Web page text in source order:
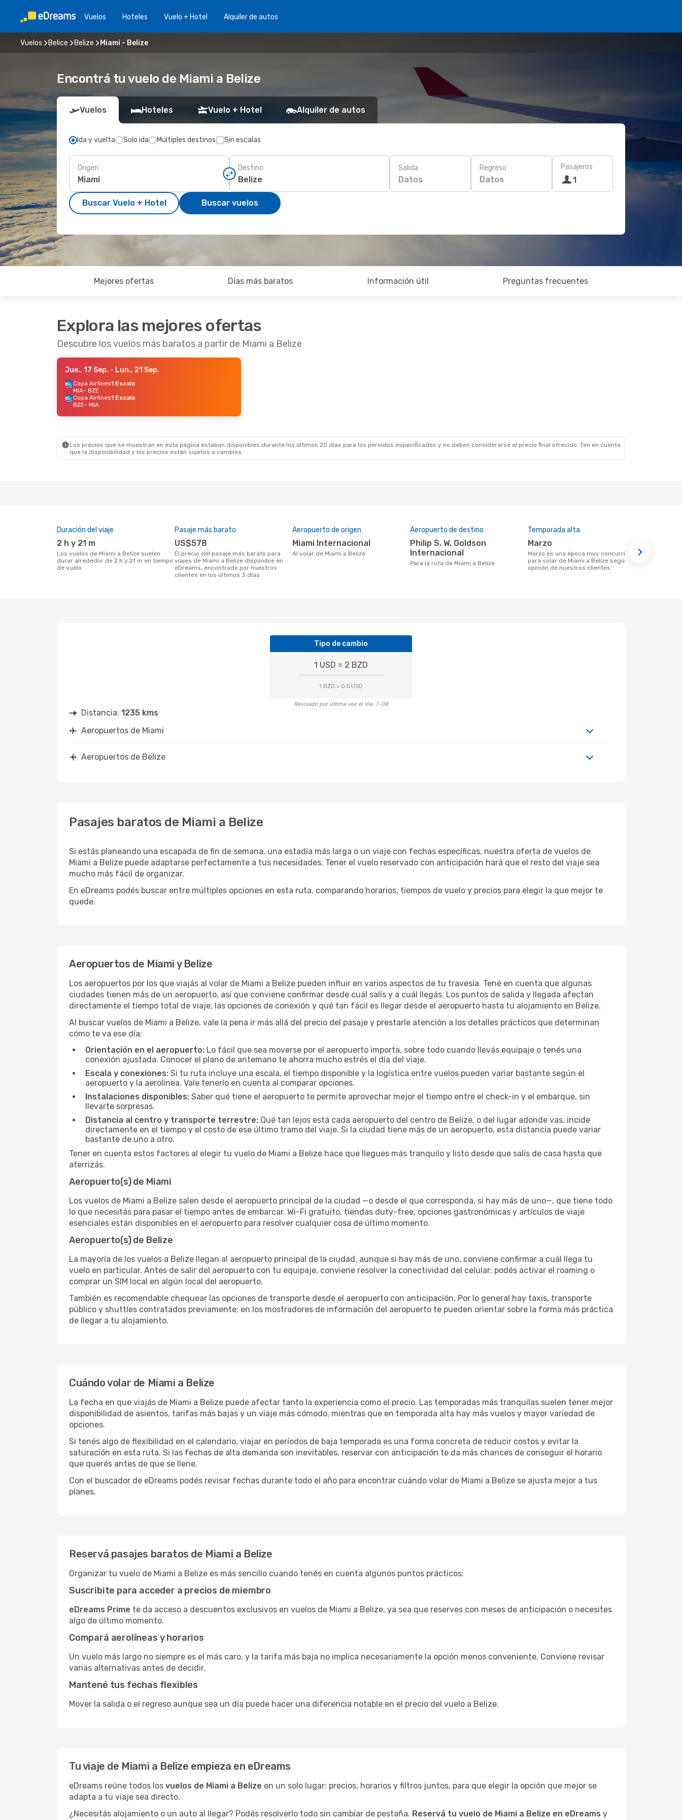
Vuelos Hoteles Vuelo + Hotel Alquiler de autos
Vuelos Belice Belize Miami - Belize
Encontrá tu vuelo de Miami a Belize
Vuelos Hoteles Vuelo + Hotel Alquiler de autos
Ida y vuelta Solo ida Múltiples destinos Sin escalas
Origen Destino Salida
Datos
Regreso
Datos
Pasajeros
1
Buscar Vuelo + Hotel Buscar vuelos
Mejores ofertas Días más baratos Información útil Preguntas frecuentes
Explora las mejores ofertas
Descubre los vuelos más baratos a partir de Miami a Belize
Jue., 17 Sep. - Lun., 21 Sep.
Copa Airlines1 Escala
MIA- BZE
Copa Airlines1 Escala
BZE- MIA
Los precios que se muestran en esta página estaban disponibles durante los últimos 20 días para los periodos especificados y no deben considerarse el precio final ofrecido. Ten en cuenta
que la disponibilidad y los precios están sujetos a cambios.
Duración del viaje
2 h y 21 m
Los vuelos de Miami a Belize suelen
durar alrededor de 2 h y 21 m en tiempo
de vuelo
Pasaje más barato
US$578
El precio del pasaje más barato para
viajes de Miami a Belize disponible en
eDreams, encontrado por nuestros
clientes en los últimos 3 días
Aeropuerto de origen
Miami Internacional
Al volar de Miami a Belize
Aeropuerto de destino
Philip S. W. Goldson
Internacional
Para la ruta de Miami a Belize
Temporada alta
marzo
marzo es una época muy concurrida
para volar de Miami a Belize según la
opinión de nuestros clientes
Tipo de cambio
1 USD = 2 BZD
1 BZD = 0.5 USD
Revisado por última vez el Vie. 7-08
Distancia: 1235 kms
Aeropuertos de Miami
Aeropuertos de Belize
Pasajes baratos de Miami a Belize
Si estás planeando una escapada de fin de semana, una estadía más larga o un viaje con fechas específicas, nuestra oferta de vuelos de
Miami a Belize puede adaptarse perfectamente a tus necesidades. Tener el vuelo reservado con anticipación hará que el resto del viaje sea
mucho más fácil de organizar.
En eDreams podés buscar entre múltiples opciones en esta ruta, comparando horarios, tiempos de vuelo y precios para elegir la que mejor te
quede.
Aeropuertos de Miami y Belize
Los aeropuertos por los que viajás al volar de Miami a Belize pueden influir en varios aspectos de tu travesía. Tené en cuenta que algunas
ciudades tienen más de un aeropuerto, así que conviene confirmar desde cuál salís y a cuál llegás. Los puntos de salida y llegada afectan
directamente el tiempo total de viaje, las opciones de conexión y qué tan fácil es llegar desde el aeropuerto hasta tu alojamiento en Belize.
Al buscar vuelos de Miami a Belize, vale la pena ir más allá del precio del pasaje y prestarle atención a los detalles prácticos que determinan
cómo te va ese día:
Orientación en el aeropuerto: Lo fácil que sea moverse por el aeropuerto importa, sobre todo cuando llevás equipaje o tenés una
conexión ajustada. Conocer el plano de antemano te ahorra mucho estrés el día del viaje.
Escala y conexiones: Si tu ruta incluye una escala, el tiempo disponible y la logística entre vuelos pueden variar bastante según el
aeropuerto y la aerolínea. Vale tenerlo en cuenta al comparar opciones.
Instalaciones disponibles: Saber qué tiene el aeropuerto te permite aprovechar mejor el tiempo entre el check-in y el embarque, sin
llevarte sorpresas.
Distancia al centro y transporte terrestre: Qué tan lejos está cada aeropuerto del centro de Belize, o del lugar adonde vas, incide
directamente en el tiempo y el costo de ese último tramo del viaje. Si la ciudad tiene más de un aeropuerto, esta distancia puede variar
bastante de uno a otro.
Tener en cuenta estos factores al elegir tu vuelo de Miami a Belize hace que llegues más tranquilo y listo desde que salís de casa hasta que
aterrizás.
Aeropuerto(s) de Miami
Los vuelos de Miami a Belize salen desde el aeropuerto principal de la ciudad —o desde el que corresponda, si hay más de uno—, que tiene todo
lo que necesitás para pasar el tiempo antes de embarcar. Wi-Fi gratuito, tiendas duty-free, opciones gastronómicas y artículos de viaje
esenciales están disponibles en el aeropuerto para resolver cualquier cosa de último momento.
Aeropuerto(s) de Belize
La mayoría de los vuelos a Belize llegan al aeropuerto principal de la ciudad, aunque si hay más de uno, conviene confirmar a cuál llega tu
vuelo en particular. Antes de salir del aeropuerto con tu equipaje, conviene resolver la conectividad del celular: podés activar el roaming o
comprar un SIM local en algún local del aeropuerto.
También es recomendable chequear las opciones de transporte desde el aeropuerto con anticipación. Por lo general hay taxis, transporte
público y shuttles contratados previamente; en los mostradores de información del aeropuerto te pueden orientar sobre la forma más práctica
de llegar a tu alojamiento.
Cuándo volar de Miami a Belize
La fecha en que viajás de Miami a Belize puede afectar tanto la experiencia como el precio. Las temporadas más tranquilas suelen tener mejor
disponibilidad de asientos, tarifas más bajas y un viaje más cómodo, mientras que en temporada alta hay más vuelos y mayor variedad de
opciones.
Si tenés algo de flexibilidad en el calendario, viajar en períodos de baja temporada es una forma concreta de reducir costos y evitar la
saturación en esta ruta. Si las fechas de alta demanda son inevitables, reservar con anticipación te da más chances de conseguir el horario
que querés antes de que se llene.
Con el buscador de eDreams podés revisar fechas durante todo el año para encontrar cuándo volar de Miami a Belize se ajusta mejor a tus
planes.
Reservá pasajes baratos de Miami a Belize
Organizar tu vuelo de Miami a Belize es más sencillo cuando tenés en cuenta algunos puntos prácticos:
Suscribite para acceder a precios de miembro
eDreams Prime te da acceso a descuentos exclusivos en vuelos de Miami a Belize, ya sea que reserves con meses de anticipación o necesites
algo de último momento.
Compará aerolíneas y horarios
Un vuelo más largo no siempre es el más caro, y la tarifa más baja no implica necesariamente la opción menos conveniente. Conviene revisar
varias alternativas antes de decidir.
Mantené tus fechas flexibles
Mover la salida o el regreso aunque sea un día puede hacer una diferencia notable en el precio del vuelo a Belize.
Tu viaje de Miami a Belize empieza en eDreams
eDreams reúne todos los vuelos de Miami a Belize en un solo lugar: precios, horarios y filtros juntos, para que elegir la opción que mejor se
adapta a tu viaje sea directo.
¿Necesitás alojamiento o un auto al llegar? Podés resolverlo todo sin cambiar de pestaña. Reservá tu vuelo de Miami a Belize en eDreams y